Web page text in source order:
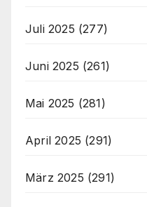
Juli 2025 (277)
Juni 2025 (261)
Mai 2025 (281)
April 2025 (291)
März 2025 (291)